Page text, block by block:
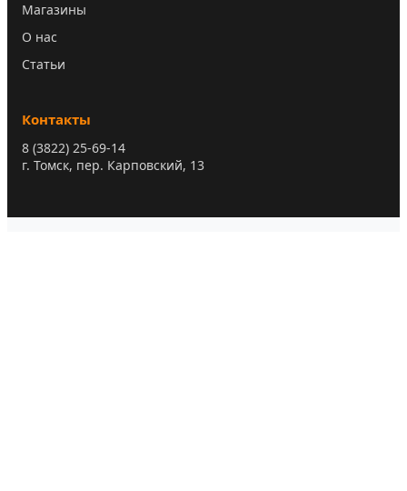
Магазины
О нас
Статьи
Контакты
8 (3822) 25-69-14
г. Томск, пер. Карповский, 13